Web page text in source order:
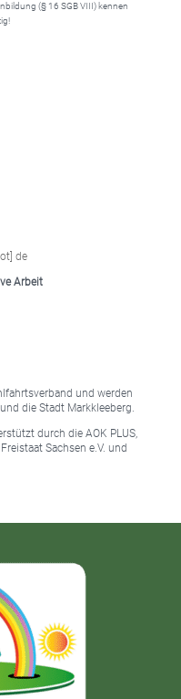
(§ 16 SGB VIII) kennen
de
Arbeit
und werden
die Stadt Markkleeberg.
durch die AOK PLUS,
Sachsen e.V. und